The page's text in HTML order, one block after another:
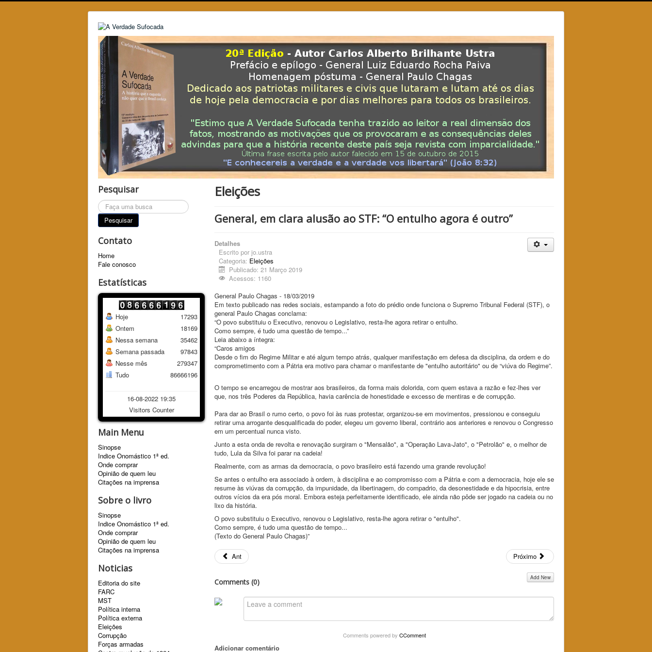
Pesquisar
Pesquisar...
Pesquisar
Contato
Home
Fale conosco
Estatísticas
Hoje
Ontem
Nessa semana
Semana passada
Nesse mês
Tudo
17293
18169
35462
97843
279347
86666196
16-08-2022 19:35
Visitors Counter
Main Menu
Sinopse
Indice Onomástico 1ª ed.
Onde comprar
Opinião de quem leu
Citações na imprensa
Sobre o livro
Sinopse
Indice Onomástico 1ª ed.
Onde comprar
Opinião de quem leu
Citações na imprensa
Noticias
Editoria do site
FARC
MST
Política interna
Política externa
Eleições
Corrupção
Forças armadas
Eleições
General, em clara alusão ao STF: “O entulho agora é outro”
Detalhes
Escrito por jo.ustra
Categoria: Eleições
Publicado: 21 Março 2019
Acessos: 1160
General Paulo Chagas - 18/03/2019
Em texto publicado nas redes sociais, estampando a foto do prédio onde funciona o Supremo Tribunal Federal (STF), o
general Paulo Chagas conclama:
“O povo substituiu o Executivo, renovou o Legislativo, resta-lhe agora retirar o entulho.
Como sempre, é tudo uma questão de tempo...”
Leia abaixo a íntegra:
“Caros amigos
Desde o fim do Regime Militar e até algum tempo atrás, qualquer manifestação em defesa da disciplina, da ordem e do
comprometimento com a Pátria era motivo para chamar o manifestante de "entulho autoritário" ou de “viúva do Regime”.
O tempo se encarregou de mostrar aos brasileiros, da forma mais dolorida, com quem estava a razão e fez-lhes ver
que, nos três Poderes da República, havia carência de honestidade e excesso de mentiras e de corrupção.
Para dar ao Brasil o rumo certo, o povo foi às ruas protestar, organizou-se em movimentos, pressionou e conseguiu
retirar uma arrogante desqualificada do poder, elegeu um governo liberal, contrário aos anteriores e renovou o Congresso
em um percentual nunca visto.
Junto a esta onda de revolta e renovação surgiram o "Mensalão", a "Operação Lava-Jato", o "Petrolão" e, o melhor de
tudo, Lula da Silva foi parar na cadeia!
Realmente, com as armas da democracia, o povo brasileiro está fazendo uma grande revolução!
Se antes o entulho era associado à ordem, à disciplina e ao compromisso com a Pátria e com a democracia, hoje ele se
resume às viúvas da corrupção, da impunidade, da libertinagem, do compadrio, da desonestidade e da hipocrisia, entre
outros vícios da era pós moral. Embora esteja perfeitamente identificado, ele ainda não pôde ser jogado na cadeia ou no
lixo da história.
O povo substituiu o Executivo, renovou o Legislativo, resta-lhe agora retirar o "entulho".
Como sempre, é tudo uma questão de tempo...
(Texto do General Paulo Chagas)”
Ant Próximo
Comments (0) Add New
Comments powered by CComment
Adicionar comentário